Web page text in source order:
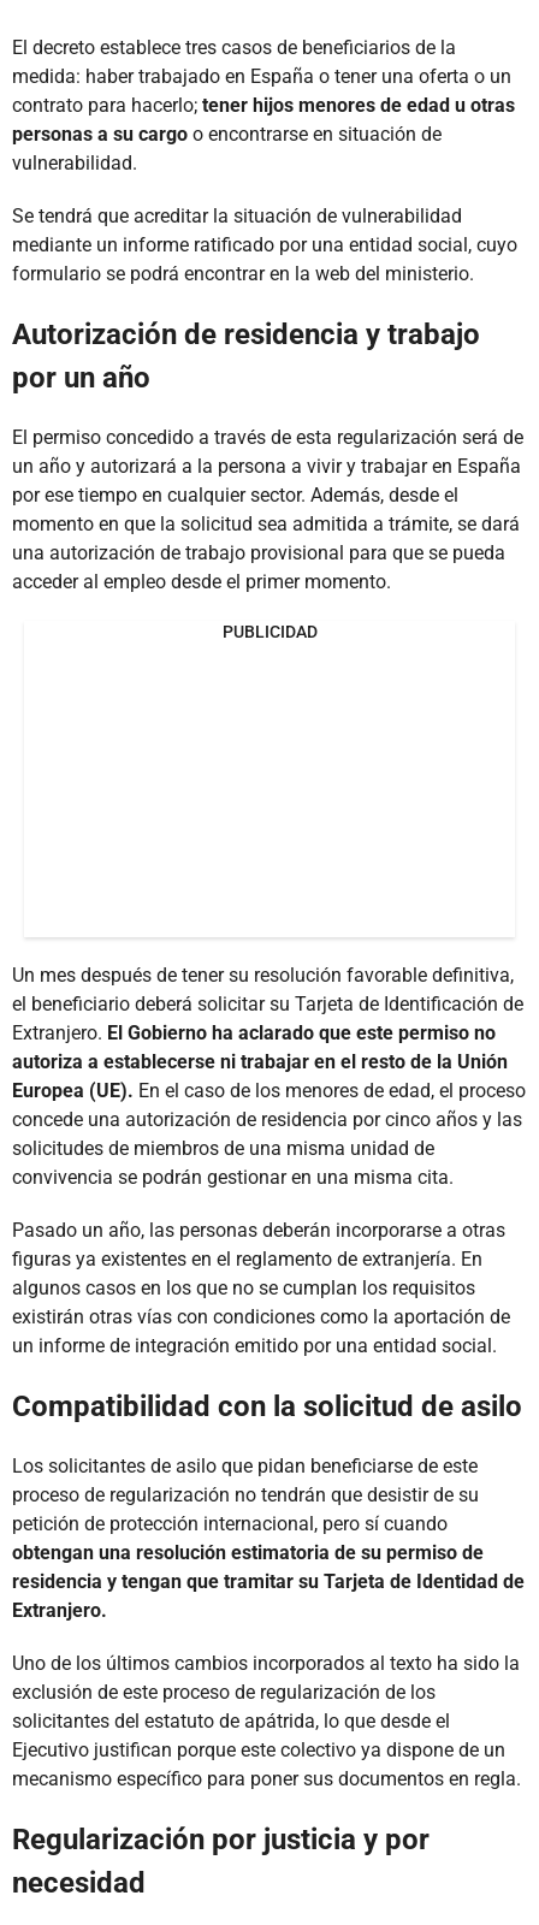
El decreto establece tres casos de beneficiarios de la
medida: haber trabajado en España o tener una oferta o un
contrato para hacerlo; tener hijos menores de edad u otras
personas a su cargo o encontrarse en situación de
vulnerabilidad.
Se tendrá que acreditar la situación de vulnerabilidad
mediante un informe ratificado por una entidad social, cuyo
formulario se podrá encontrar en la web del ministerio.
Autorización de residencia y trabajo
por un año
El permiso concedido a través de esta regularización será de
un año y autorizará a la persona a vivir y trabajar en España
por ese tiempo en cualquier sector. Además, desde el
momento en que la solicitud sea admitida a trámite, se dará
una autorización de trabajo provisional para que se pueda
acceder al empleo desde el primer momento.
PUBLICIDAD
Un mes después de tener su resolución favorable definitiva,
el beneficiario deberá solicitar su Tarjeta de Identificación de
Extranjero. El Gobierno ha aclarado que este permiso no
autoriza a establecerse ni trabajar en el resto de la Unión
Europea (UE). En el caso de los menores de edad, el proceso
concede una autorización de residencia por cinco años y las
solicitudes de miembros de una misma unidad de
convivencia se podrán gestionar en una misma cita.
Pasado un año, las personas deberán incorporarse a otras
figuras ya existentes en el reglamento de extranjería. En
algunos casos en los que no se cumplan los requisitos
existirán otras vías con condiciones como la aportación de
un informe de integración emitido por una entidad social.
Compatibilidad con la solicitud de asilo
Los solicitantes de asilo que pidan beneficiarse de este
proceso de regularización no tendrán que desistir de su
petición de protección internacional, pero sí cuando
obtengan una resolución estimatoria de su permiso de
residencia y tengan que tramitar su Tarjeta de Identidad de
Extranjero.
Uno de los últimos cambios incorporados al texto ha sido la
exclusión de este proceso de regularización de los
solicitantes del estatuto de apátrida, lo que desde el
Ejecutivo justifican porque este colectivo ya dispone de un
mecanismo específico para poner sus documentos en regla.
Regularización por justicia y por
necesidad